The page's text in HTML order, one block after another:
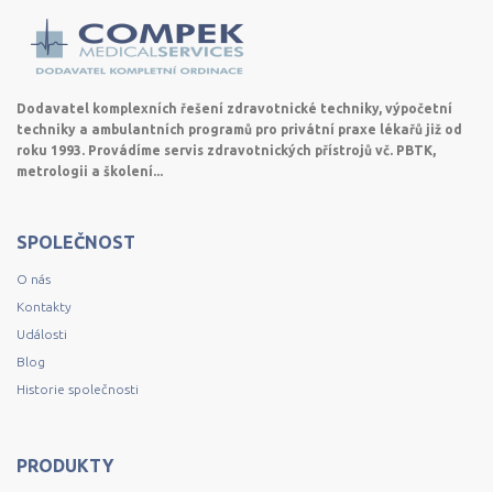
Dodavatel komplexních řešení zdravotnické techniky, výpočetní
techniky a ambulantních programů pro privátní praxe lékařů již od
roku 1993. Provádíme servis zdravotnických přístrojů vč. PBTK,
metrologii a školení...
SPOLEČNOST
O nás
Kontakty
Události
Blog
Historie společnosti
PRODUKTY